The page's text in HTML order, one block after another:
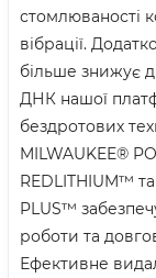
стомлюваності
вібрації.
більше знижує
ДНК нашої
бездротових
MILWAUKEE®
REDLITHIUM™
PLUS™
роботи та
Ефективне